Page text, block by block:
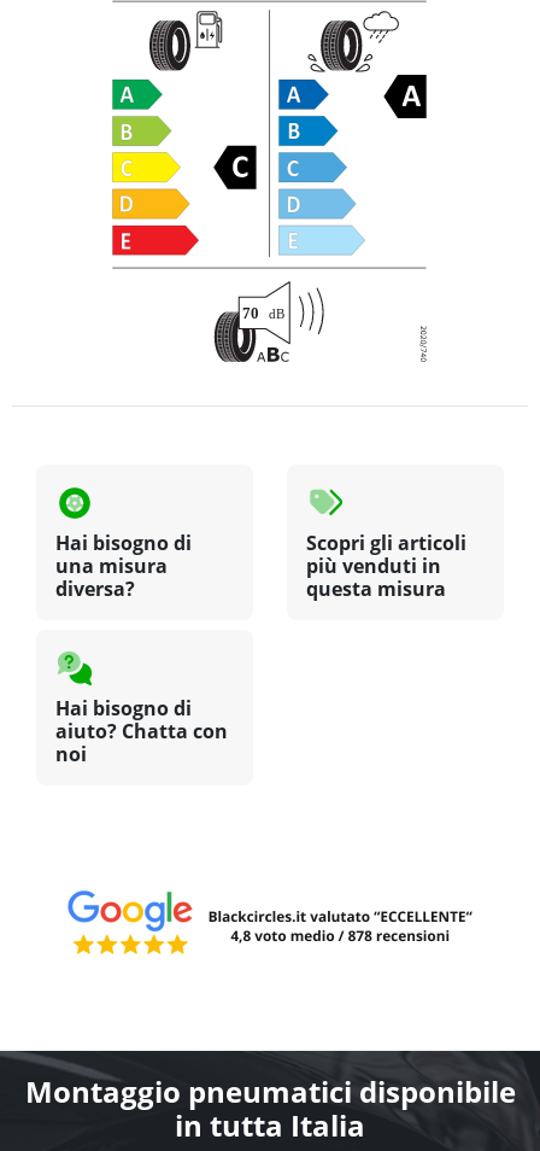
Hai bisogno di
una misura
diversa?
Scopri gli articoli
più venduti in
questa misura
Hai bisogno di
aiuto? Chatta con
noi
Montaggio pneumatici disponibile
in tutta Italia